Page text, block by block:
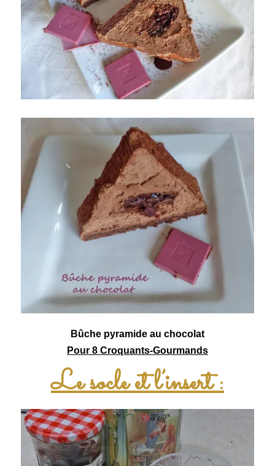
Bûche pyramide au chocolat
Pour 8 Croquants-Gourmands
Le socle et l’insert :